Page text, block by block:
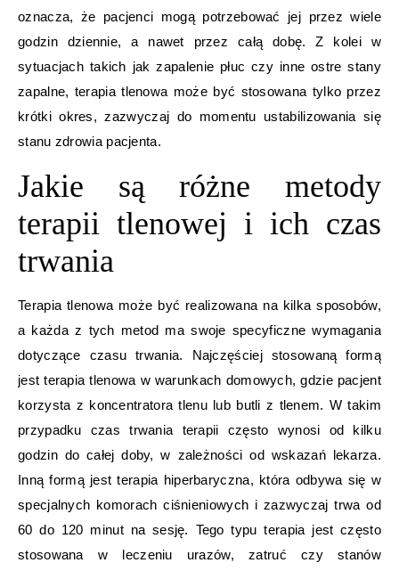
oznacza, że pacjenci mogą potrzebować jej przez wiele
godzin dziennie, a nawet przez całą dobę. Z kolei w
sytuacjach takich jak zapalenie płuc czy inne ostre stany
zapalne, terapia tlenowa może być stosowana tylko przez
krótki okres, zazwyczaj do momentu ustabilizowania się
stanu zdrowia pacjenta.
Jakie są różne metody
terapii tlenowej i ich czas
trwania
Terapia tlenowa może być realizowana na kilka sposobów,
a każda z tych metod ma swoje specyficzne wymagania
dotyczące czasu trwania. Najczęściej stosowaną formą
jest terapia tlenowa w warunkach domowych, gdzie pacjent
korzysta z koncentratora tlenu lub butli z tlenem. W takim
przypadku czas trwania terapii często wynosi od kilku
godzin do całej doby, w zależności od wskazań lekarza.
Inną formą jest terapia hiperbaryczna, która odbywa się w
specjalnych komorach ciśnieniowych i zazwyczaj trwa od
60 do 120 minut na sesję. Tego typu terapia jest często
stosowana w leczeniu urazów, zatruć czy stanów